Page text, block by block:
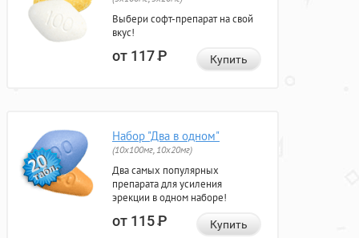
Выбери софт-препарат на свой
вкус!
от 117Р Купить
Набор "Два в одном"
(10x100мг, 10x20мг)
Два самых популярных
препарата для усиления
эрекции в одном наборе!
от 115Р Купить